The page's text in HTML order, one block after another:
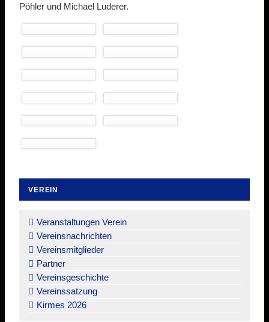
Pöhler und Michael Luderer.
VEREIN
überspringen
Veranstaltungen Verein
Vereinsnachrichten
Vereinsmitglieder
Partner
Vereinsgeschichte
Vereinssatzung
Kirmes 2026